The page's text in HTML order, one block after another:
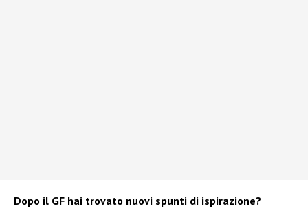
Dopo il GF hai trovato nuovi spunti di ispirazione?